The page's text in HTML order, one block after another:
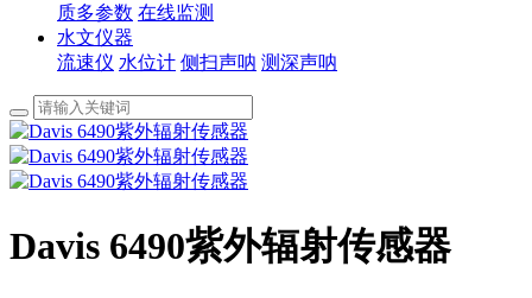
质多参数 在线监测
水文仪器
流速仪 水位计 侧扫声呐 测深声呐
Davis 6490紫外辐射传感器